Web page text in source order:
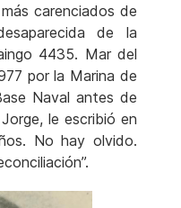
carenciados de
de la
4435. Mar del
por la Marina de
Naval antes de
le escribió en
No hay olvido.